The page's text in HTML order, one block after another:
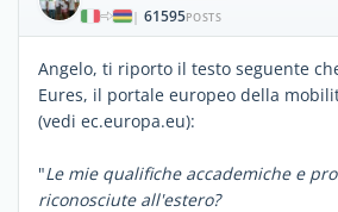
| 61595POSTS
Angelo, ti riporto il testo seguente
Eures, il portale europeo della
(vedi ec.europa.eu):
"Le mie qualifiche accademiche e
riconosciute all'estero?